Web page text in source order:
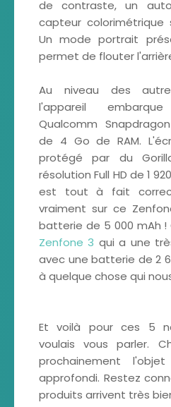
de contraste, un
capteur
Un mode portrait
permet de flouter
Au niveau des
l'appareil
Qualcomm
de 4 Go de RAM.
protégé par du
résolution Full HD de 1
est tout à fait
vraiment sur ce
batterie de 5 000 mAh !
Zenfone 3 qui a une
avec une batterie de 2
à quelque chose qui
Et voilà pour ces 5
voulais vous parler.
prochainement
approfondi. Restez
produits arrivent très